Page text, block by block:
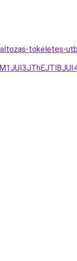
tokeletes-